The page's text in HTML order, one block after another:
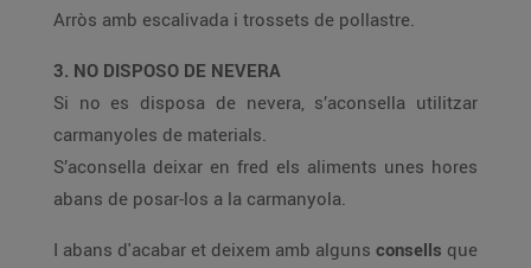
Arròs amb escalivada i trossets de pollastre.
3. NO DISPOSO DE NEVERA
Si no es disposa de nevera, s’aconsella utilitzar
carmanyoles de materials.
S’aconsella deixar en fred els aliments unes hores
abans de posar-los a la carmanyola.
I abans d'acabar et deixem amb alguns consells que